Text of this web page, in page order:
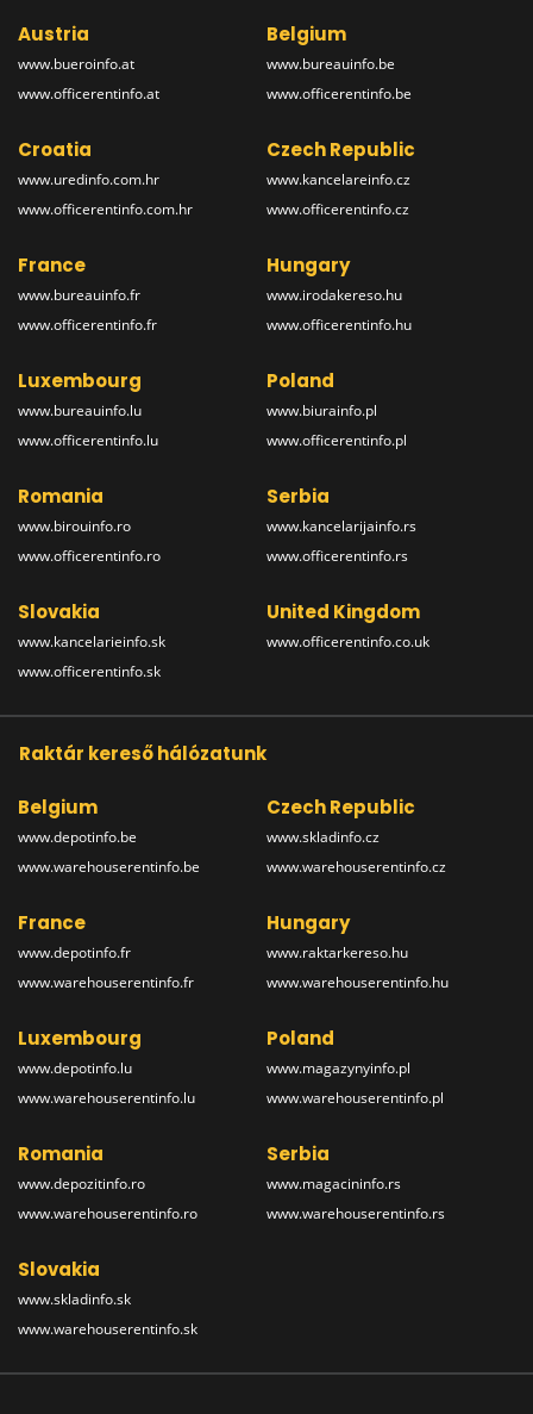
Austria
www.bueroinfo.at
www.officerentinfo.at
Belgium
www.bureauinfo.be
www.officerentinfo.be
Croatia
www.uredinfo.com.hr
www.officerentinfo.com.hr
Czech Republic
www.kancelareinfo.cz
www.officerentinfo.cz
France
www.bureauinfo.fr
www.officerentinfo.fr
Hungary
www.irodakereso.hu
www.officerentinfo.hu
Luxembourg
www.bureauinfo.lu
www.officerentinfo.lu
Poland
www.biurainfo.pl
www.officerentinfo.pl
Romania
www.birouinfo.ro
www.officerentinfo.ro
Serbia
www.kancelarijainfo.rs
www.officerentinfo.rs
Slovakia
www.kancelarieinfo.sk
www.officerentinfo.sk
United Kingdom
www.officerentinfo.co.uk
Raktár kereső hálózatunk
Belgium
www.depotinfo.be
www.warehouserentinfo.be
Czech Republic
www.skladinfo.cz
www.warehouserentinfo.cz
France
www.depotinfo.fr
www.warehouserentinfo.fr
Hungary
www.raktarkereso.hu
www.warehouserentinfo.hu
Luxembourg
www.depotinfo.lu
www.warehouserentinfo.lu
Poland
www.magazynyinfo.pl
www.warehouserentinfo.pl
Romania
www.depozitinfo.ro
www.warehouserentinfo.ro
Serbia
www.magacininfo.rs
www.warehouserentinfo.rs
Slovakia
www.skladinfo.sk
www.warehouserentinfo.sk